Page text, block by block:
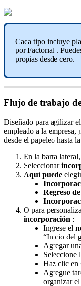
Cada tipo incluye
por Factorial .
propias desde cero.
Flujo de trabajo de
Diseñado para agilizar el
empleado a la empresa,
desde el papeleo hasta la
En la barra lateral,
Seleccionar
Aquí puede elegir
Regreso de
O para
incorporación :
Ingrese el
“Inicio del
Agregar una
Seleccione
Haz clic en
Agregue
organizar el